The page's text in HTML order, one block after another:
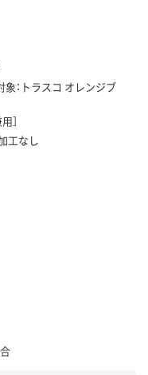
：トラスコ オレンジブ
］
工なし